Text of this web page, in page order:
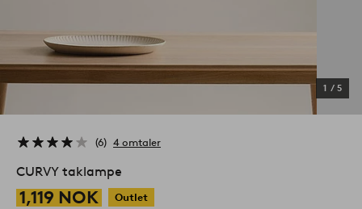
1 / 5
6 4 omtaler
CURVY taklampe
1,119 NOK
Outlet